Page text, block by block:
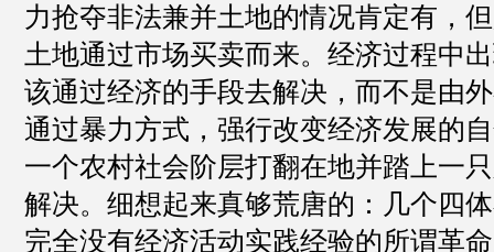
力抢夺非法兼并土地的情况肯定有，
土地通过市场买卖而来。经济过程中
该通过经济的手段去解决，而不是由
通过暴力方式，强行改变经济发展的
一个农村社会阶层打翻在地并踏上一
解决。细想起来真够荒唐的：几个四
完全没有经济活动实践经验的所谓革